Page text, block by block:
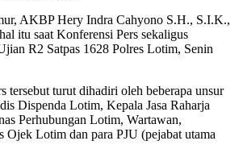
AKBP Hery Indra Cahyono S.H., S.I.K.,
itu saat Konferensi Pers sekaligus
R2 Satpas 1628 Polres Lotim, Senin
tersebut turut dihadiri oleh beberapa unsur
Dispenda Lotim, Kepala Jasa Raharja
Perhubungan Lotim, Wartawan,
Ojek Lotim dan para PJU (pejabat utama